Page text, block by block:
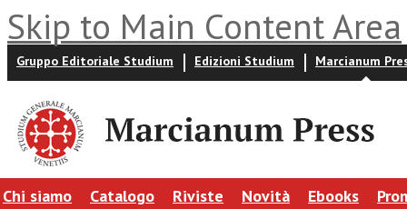
Skip to Main Content Area
Gruppo Editoriale Studium Edizioni Studium Marcianum
Chi siamo Catalogo Riviste Novità Ebooks